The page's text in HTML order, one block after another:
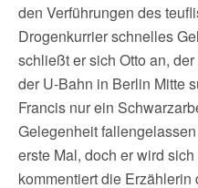
den Verführungen des
Drogenkurrier schnelles
schließt er sich Otto an,
der U-Bahn in Berlin Mitte
Francis nur ein
Gelegenheit
erste Mal, doch er wird
kommentiert die